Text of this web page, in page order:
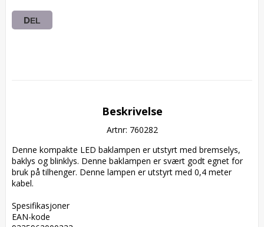
DEL
Beskrivelse
Artnr: 760282
Denne kompakte LED baklampen er utstyrt med bremselys,
baklys og blinklys. Denne baklampen er svært godt egnet for
bruk på tilhenger. Denne lampen er utstyrt med 0,4 meter
kabel.
Spesifikasjoner
EAN-kode